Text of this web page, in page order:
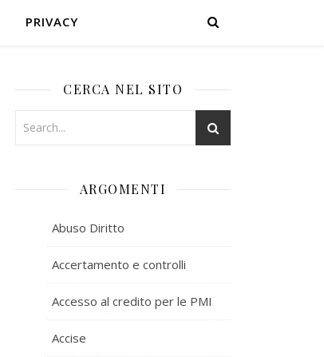
PRIVACY
CERCA NEL SITO
ARGOMENTI
Abuso Diritto
Accertamento e controlli
Accesso al credito per le PMI
Accise